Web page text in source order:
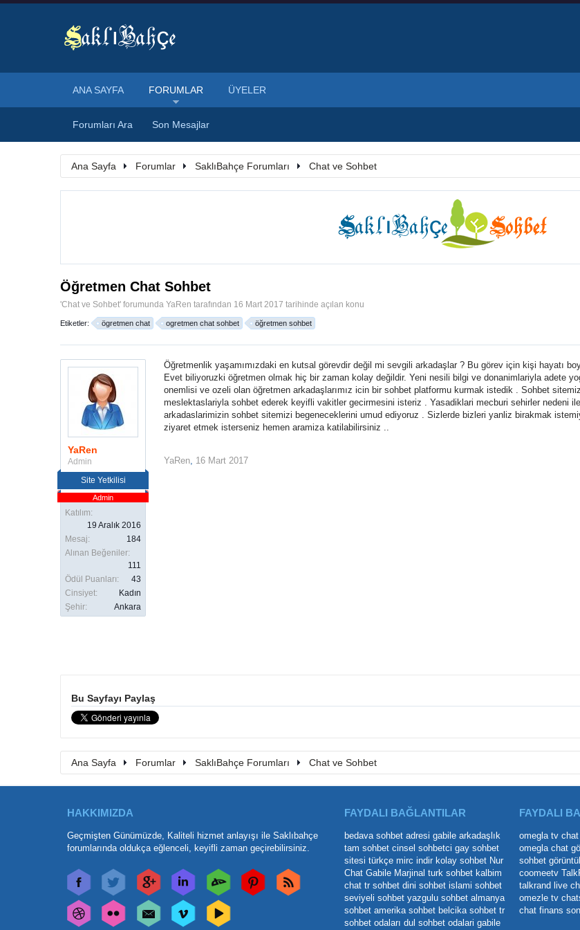
Ana Sayfa Forumlar SaklıBahçe Forumları Chat ve Sohbet
Öğretmen Chat Sohbet
'Chat ve Sohbet' forumunda YaRen tarafından 16 Mart 2017 tarihinde açılan konu
Etiketler: ögretmen chat ogretmen chat sohbet öğretmen sohbet
YaRen
Admin
Site Yetkilisi
Admin
Katılım:
19 Aralık 2016
Mesaj:
184
Alınan Beğeniler:
111
Ödül Puanları:
43
Cinsiyet:
Kadın
Şehir:
Ankara
Öğretmenlik yaşamımızdaki en kutsal görevdir değil mi sevgili arkadaşlar ? Bu görev için kişi hayatı
Evet biliyoruzki öğretmen olmak hiç bir zaman kolay değildir. Yeni nesili bilgi ve donanimlariyla adete
onemlisi ve ozeli olan öğretmen arkadaşlarımız icin bir sohbet platformu kurmak istedik . Sohbet
meslektaslariyla sohbet ederek keyifli vakitler gecirmesini isteriz . Yasadiklari mecburi sehirler nedeni
arkadaslarimizin sohbet sitemizi begeneceklerini umud ediyoruz . Sizlerde bizleri yanliz birakmak
ziyaret etmek isterseniz hemen aramiza katilabilirsiniz ..
YaRen, 16 Mart 2017
Bu Sayfayı Paylaş
Ana Sayfa Forumlar SaklıBahçe Forumları Chat ve Sohbet
ANA SAYFA FORUMLAR
Forumları Ara Son Mesajlar
ÜYELER
HAKKIMIZDA
Geçmişten Günümüzde, Kaliteli hizmet anlayışı ile Saklıbahçe
forumlarında oldukça eğlenceli, keyifli zaman geçirebilirsiniz.
FAYDALI BAĞLANTILAR
bedava sohbet adresi gabile arkadaşlık
tam sohbet cinsel sohbetci gay sohbet
sitesi türkçe mirc indir kolay sohbet Nur
Chat Gabile Marjinal turk sohbet kalbim
chat tr sohbet dini sohbet islami sohbet
seviyeli sohbet yazgulu sohbet almanya
sohbet amerika sohbet belcika sohbet tr
sohbet odaları dul sohbet odalari gabile
FAYDALI
omegla tv
omegla chat
sohbet
coomeetv
talkrand live
omezle tv
chat finans